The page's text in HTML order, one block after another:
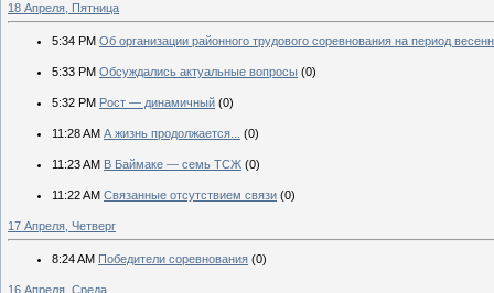
18 Апреля, Пятница
5:34 PM Об организации районного трудового соревнования на период
5:33 PM Обсуждались актуальные вопросы (0)
5:32 PM Рост — динамичный (0)
11:28 AM А жизнь продолжается... (0)
11:23 AM В Баймаке — семь ТСЖ (0)
11:22 AM Связанные отсутствием связи (0)
17 Апреля, Четверг
8:24 AM Победители соревнования (0)
16 Апреля, Среда